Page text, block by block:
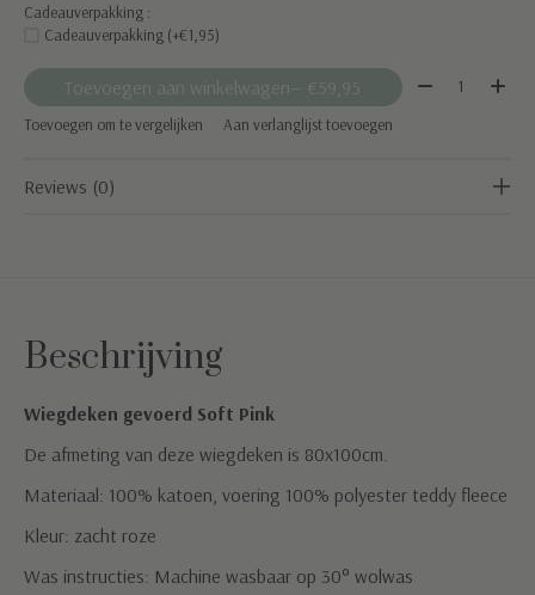
Cadeauverpakking :
Cadeauverpakking (+€1,95)
Toevoegen aan winkelwagen — €59,95 Aantal:
Toevoegen om te vergelijken Aan verlanglijst toevoegen
Reviews (0)
Beschrijving
Wiegdeken gevoerd Soft Pink
De afmeting van deze wiegdeken is 80x100cm.
Materiaal: 100% katoen, voering 100% polyester teddy fleece
Kleur: zacht roze
Was instructies: Machine wasbaar op 30° wolwas